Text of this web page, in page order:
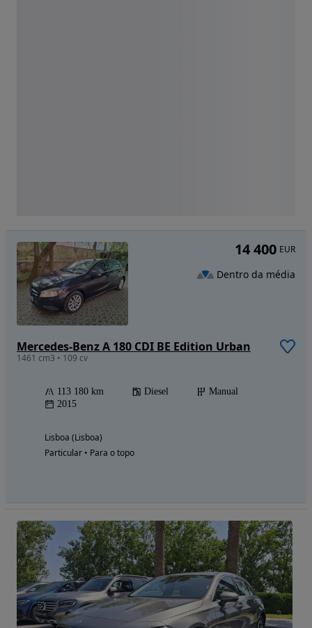
Mercedes-Benz A 180 CDI BE Edition Urban
1461 cm3 • 109 cv
113 180 km Diesel
Manual
2015
Lisboa (Lisboa)
Particular • Para o topo
14 400 EUR
Dentro da média